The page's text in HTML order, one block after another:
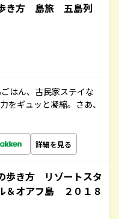
き方 島旅 五島列
はん、古民家ステイな
をギュッと凝縮。さあ、
詳細を見る
歩き方 リゾートスタ
＆オアフ島 ２０１８